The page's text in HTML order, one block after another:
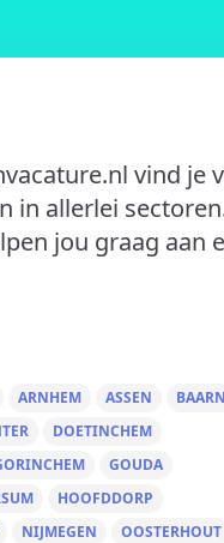
vind je
in allerlei
jou graag aan
ARNHEM ASSEN
BAARN
DOETINCHEM
GOUDA
HOOFDDORP
NIJMEGEN
OOSTERHOUT